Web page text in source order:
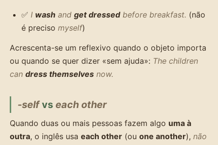
✅ I wash and get dressedbefore breakfast. (não
é preciso myself)
Acrescenta-se um reflexivo quando o objeto importa
ou quando se quer dizer «sem ajuda»: The children
can dress themselves now.
-selfvs each other
Quando duas ou mais pessoas fazem algo uma à
outra, o inglês usa each other (ou one another), não